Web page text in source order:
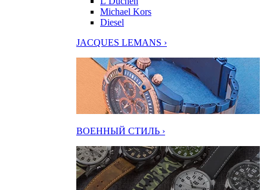
Michael Kors
Diesel
JACQUES LEMANS ›
ВОЕННЫЙ СТИЛЬ ›